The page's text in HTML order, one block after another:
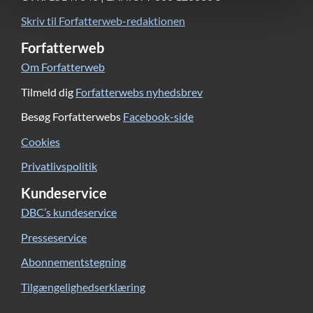
Skriv til Forfatterweb-redaktionen
Forfatterweb
Om Forfatterweb
Tilmeld dig Forfatterwebs nyhedsbrev
Besøg Forfatterwebs Facebook-side
Cookies
Privatlivspolitik
Kundeservice
DBC’s kundeservice
Presseservice
Abonnementstegning
Tilgængelighedserklæring